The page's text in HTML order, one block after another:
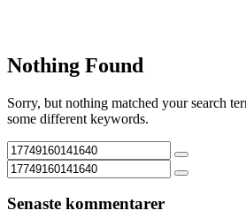
Nothing Found
Sorry, but nothing matched your search
some different keywords.
Senaste kommentarer